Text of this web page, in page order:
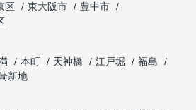
区 東大阪市
豊中市
本町 天神橋 江戸堀
福島
新地